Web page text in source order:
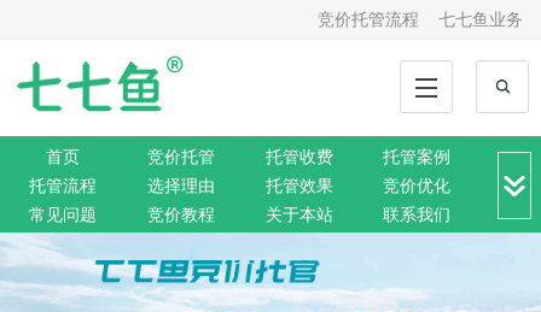
竞价托管流程 七七鱼业务
首页 竞价托管 托管收费
托管案例
托管流程
选择理由 托管效果
竞价优化
常见问题
竞价教程 关于本站
联系我们
竞价转化
网站托管
360托管 神马托管
微信托管
搜索资讯 网络营销
SEO排名